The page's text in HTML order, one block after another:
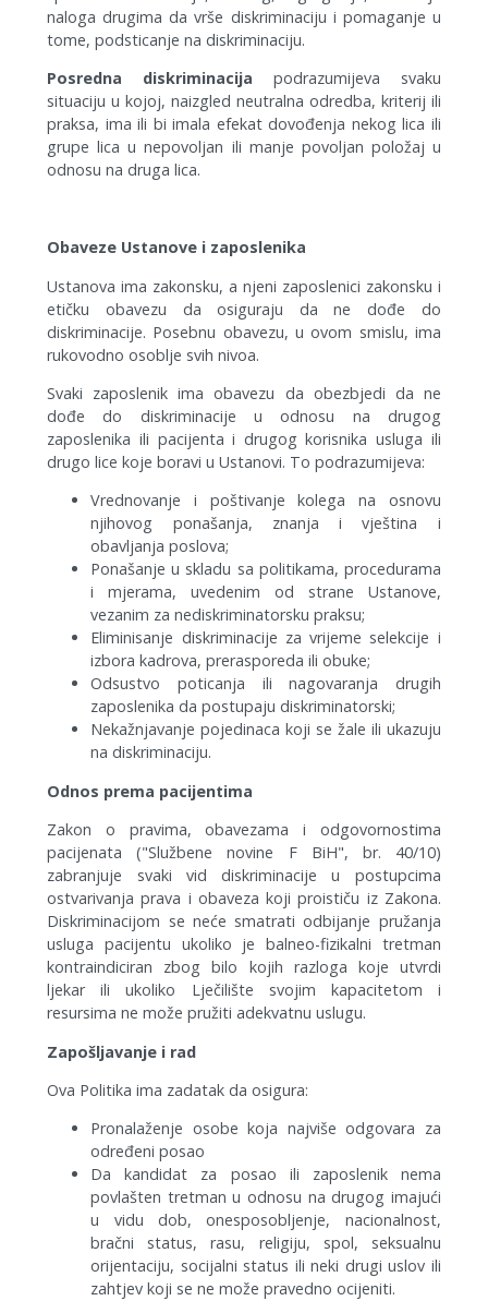
naloga drugima da vrše diskriminaciju i pomaganje u
tome, podsticanje na diskriminaciju.
Posredna diskriminacija podrazumijeva svaku
situaciju u kojoj, naizgled neutralna odredba, kriterij ili
praksa, ima ili bi imala efekat dovođenja nekog lica ili
grupe lica u nepovoljan ili manje povoljan položaj u
odnosu na druga lica.
Obaveze Ustanove i zaposlenika
Ustanova ima zakonsku, a njeni zaposlenici zakonsku i
etičku obavezu da osiguraju da ne dođe do
diskriminacije. Posebnu obavezu, u ovom smislu, ima
rukovodno osoblje svih nivoa.
Svaki zaposlenik ima obavezu da obezbjedi da ne
dođe do diskriminacije u odnosu na drugog
zaposlenika ili pacijenta i drugog korisnika usluga ili
drugo lice koje boravi u Ustanovi. To podrazumijeva:
Vrednovanje i poštivanje kolega na osnovu
njihovog ponašanja, znanja i vještina i
obavljanja poslova;
Ponašanje u skladu sa politikama, procedurama
i mjerama, uvedenim od strane Ustanove,
vezanim za nediskriminatorsku praksu;
Eliminisanje diskriminacije za vrijeme selekcije i
izbora kadrova, prerasporeda ili obuke;
Odsustvo poticanja ili nagovaranja drugih
zaposlenika da postupaju diskriminatorski;
Nekažnjavanje pojedinaca koji se žale ili ukazuju
na diskriminaciju.
Odnos prema pacijentima
Zakon o pravima, obavezama i odgovornostima
pacijenata ("Službene novine F BiH", br. 40/10)
zabranjuje svaki vid diskriminacije u postupcima
ostvarivanja prava i obaveza koji proističu iz Zakona.
Diskriminacijom se neće smatrati odbijanje pružanja
usluga pacijentu ukoliko je balneo-fizikalni tretman
kontraindiciran zbog bilo kojih razloga koje utvrdi
ljekar ili ukoliko Lječilište svojim kapacitetom i
resursima ne može pružiti adekvatnu uslugu.
Zapošljavanje i rad
Ova Politika ima zadatak da osigura:
Pronalaženje osobe koja najviše odgovara za
određeni posao
Da kandidat za posao ili zaposlenik nema
povlašten tretman u odnosu na drugog imajući
u vidu dob, onesposobljenje, nacionalnost,
bračni status, rasu, religiju, spol, seksualnu
orijentaciju, socijalni status ili neki drugi uslov ili
zahtjev koji se ne može pravedno ocijeniti.